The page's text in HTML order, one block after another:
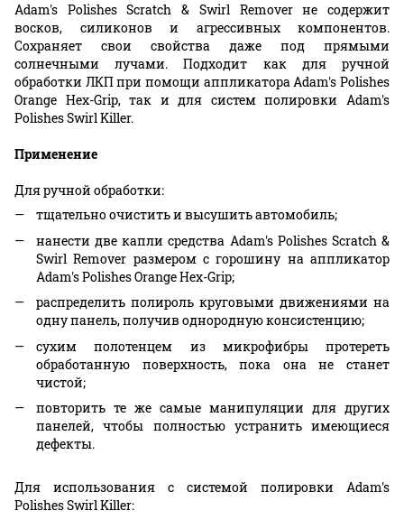
Adam's Polishes Scratch & Swirl Remover не содержит
восков, силиконов и агрессивных компонентов.
Сохраняет свои свойства даже под прямыми
солнечными лучами. Подходит как для ручной
обработки ЛКП при помощи аппликатора Adam's Polishes
Orange Hex-Grip, так и для систем полировки Adam's
Polishes Swirl Killer.
Применение
Для ручной обработки:
тщательно очистить и высушить автомобиль;
нанести две капли средства Adam's Polishes Scratch &
Swirl Remover размером с горошину на аппликатор
Adam's Polishes Orange Hex-Grip;
распределить полироль круговыми движениями на
одну панель, получив однородную консистенцию;
сухим полотенцем из микрофибры протереть
обработанную поверхность, пока она не станет
чистой;
повторить те же самые манипуляции для других
панелей, чтобы полностью устранить имеющиеся
дефекты.
Для использования с системой полировки Adam's
Polishes Swirl Killer: